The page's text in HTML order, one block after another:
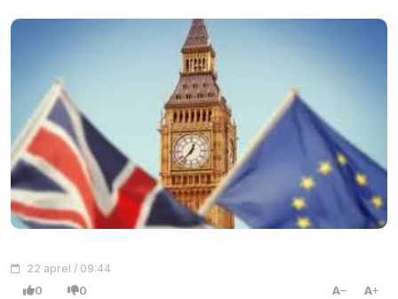
22 aprel / 09:44
0 0 A A